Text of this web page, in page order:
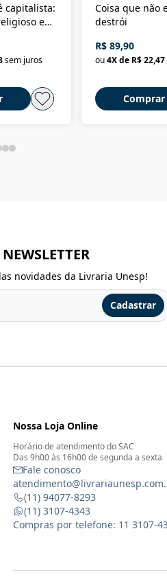
capitalista:
e
sem juros
Coisa que não
destrói
R$ 89,90
ou4X de R$ 22,47
Comprar
novidades da Livraria Unesp!
Cadastrar
Nossa Loja Online
Horário de atendimento do SAC
Das 9h00 às 16h00 de segunda a sexta
Fale conosco
(11) 94077-8293
(11) 3107-4343
Compras por telefone: 11 3107-